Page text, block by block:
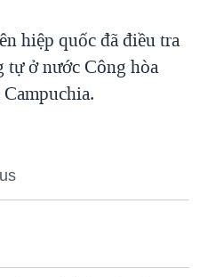
hiệp quốc đã điều tra
tự ở nước Công hòa